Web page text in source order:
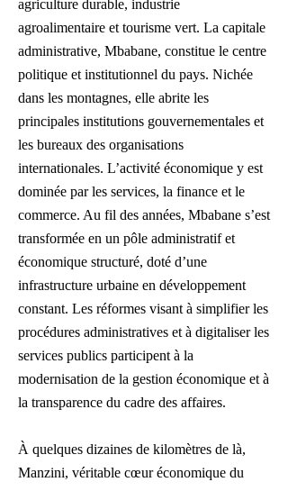
agriculture durable, industrie
agroalimentaire et tourisme vert. La capitale
administrative, Mbabane, constitue le centre
politique et institutionnel du pays. Nichée
dans les montagnes, elle abrite les
principales institutions gouvernementales et
les bureaux des organisations
internationales. L’activité économique y est
dominée par les services, la finance et le
commerce. Au fil des années, Mbabane s’est
transformée en un pôle administratif et
économique structuré, doté d’une
infrastructure urbaine en développement
constant. Les réformes visant à simplifier les
procédures administratives et à digitaliser les
services publics participent à la
modernisation de la gestion économique et à
la transparence du cadre des affaires.
À quelques dizaines de kilomètres de là,
Manzini, véritable cœur économique du